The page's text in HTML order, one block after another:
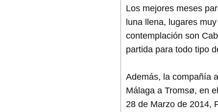
Los mejores meses
luna llena, lugares
contemplación son
partida para todo tipo
Además, la compañía
Málaga a Tromsø, en
28 de Marzo de 2014,